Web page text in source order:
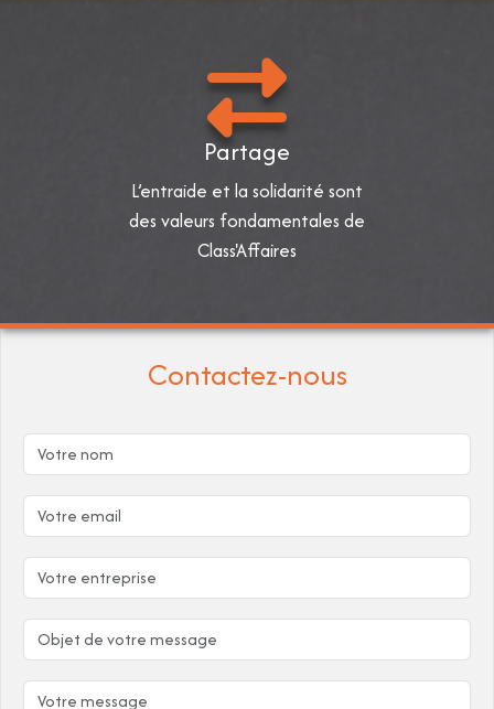
Partage
L’entraide et la solidarité sont
des valeurs fondamentales de
Class'Affaires
Contactez-nous
Votre nom
Votre email
Votre entreprise
Objet de votre message
Votre message